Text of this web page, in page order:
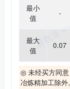
最小
值
-
最大
值
0.07
◎ 未经买方同意
冶炼精加工除